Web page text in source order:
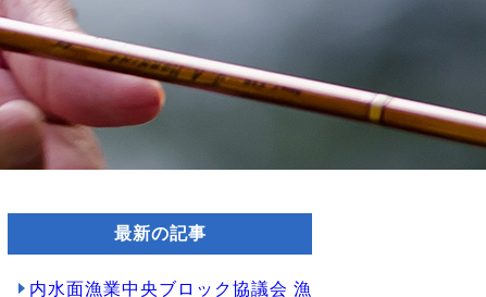
最新の記事
内水面漁業中央ブロック協議会 漁